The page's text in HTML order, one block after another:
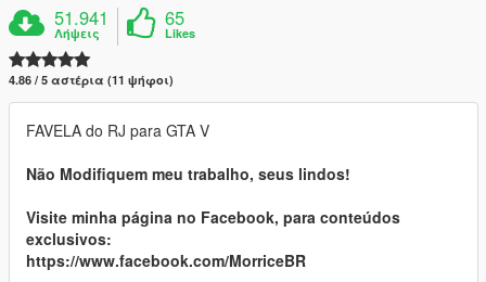
51.941
Λήψεις
65
Likes
4.86 / 5 αστέρια (11 ψήφοι)
FAVELA do RJ para GTA V
Não Modifiquem meu trabalho, seus lindos!
Visite minha página no Facebook, para conteúdos
exclusivos:
https://www.facebook.com/MorriceBR